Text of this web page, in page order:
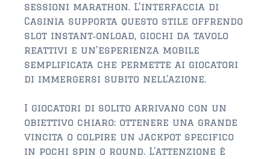
JACKSONVILLE BEACH
$150,000 and down
$150,000-$350,000
$350,000 – $500,000
$750,000 – $1,000,000
$1,000,000 – $2,000,000
$2,000,000 and up
sessioni marathon. L’interfaccia di
Casinia supporta questo stile offrendo
slot instant‑onload, giochi da tavolo
reattivi e un’esperienza mobile
semplificata che permette ai giocatori
di immergersi subito nell’azione.
I giocatori di solito arrivano con un
obiettivo chiaro: ottenere una grande
vincita o colpire un jackpot specifico
in pochi spin o round. L’attenzione è